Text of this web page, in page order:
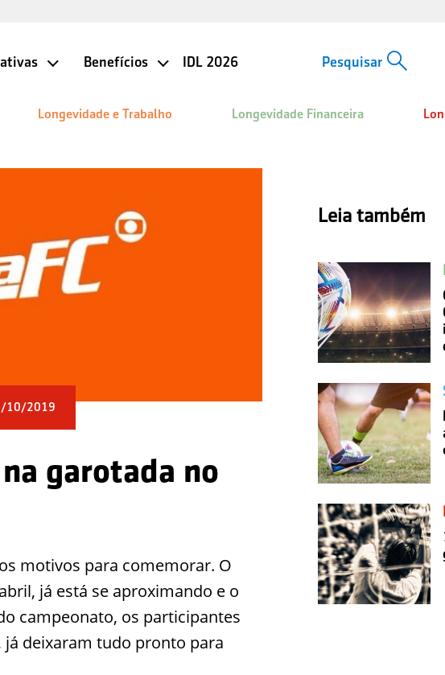
Benefícios IDL 2026
Longevidade e Trabalho Longevidade Financeira
10/2019
garotada no
motivos para comemorar. O
já está se aproximando e o
campeonato, os participantes
já deixaram tudo pronto para
Leia também